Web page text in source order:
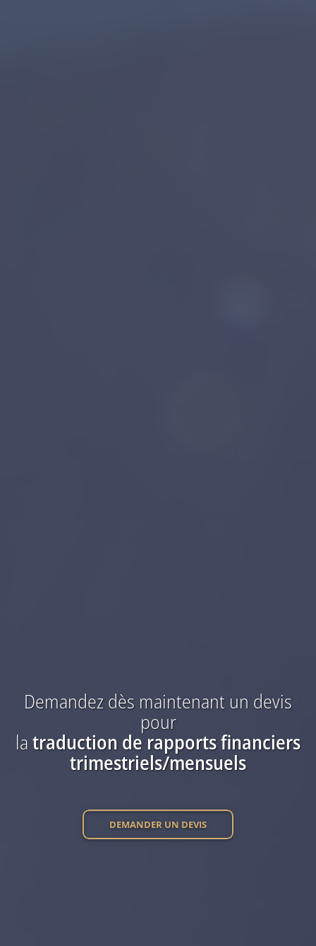
Demandez dès maintenant un devis
pour
latraduction de rapports financiers
trimestriels/mensuels
DEMANDER UN DEVIS